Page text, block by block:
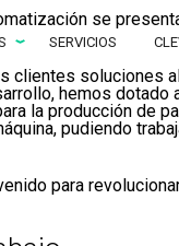
SERVICIOS
se
clientes soluciones
hemos dotado
la producción de
pudiendo
para